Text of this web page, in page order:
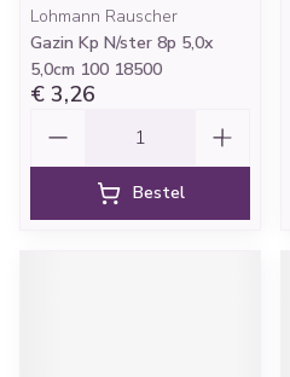
Lohmann Rauscher
Gazin Kp N/ster 8p 5,0x
5,0cm 100 18500
€ 3,26
Bestel